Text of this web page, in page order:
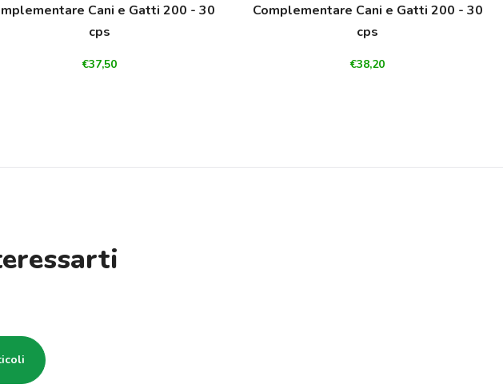
Cani e Gatti 200 - 30
cps
€37,50
Complementare Cani e Gatti 200 - 30
cps
€38,20